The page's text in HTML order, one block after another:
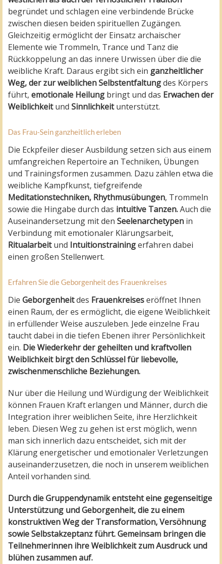
begründet und schlagen eine verbindende Brücke
zwischen diesen beiden spirituellen Zugängen.
Gleichzeitig ermöglicht der Einsatz archaischer
Elemente wie Trommeln, Trance und Tanz die
Rückkoppelung an das innere Urwissen über die die
weibliche Kraft. Daraus ergibt sich ein ganzheitlicher
Weg, der zur weiblichen Selbstentfaltungdes Körpers
führt, emotionale Heilung bringt und das Erwachen der
Weiblichkeitund Sinnlichkeitunterstützt.
Das Frau-Sein ganzheitlich erleben
Die Eckpfeiler dieser Ausbildung setzen sich aus einem
umfangreichen Repertoire an Techniken, Übungen
und Trainingsformen zusammen. Dazu zählen etwa die
weibliche Kampfkunst, tiefgreifende
Meditationstechniken, Rhythmusübungen, Trommeln
sowie die Hingabe durch das intuitive Tanzen.Auch die
Auseinandersetzung mit den Seelenarchetypen in
Verbindung mit emotionaler Klärungsarbeit,
Ritualarbeitund Intuitionstrainingerfahren dabei
einen großen Stellenwert.
Erfahren Sie die Geborgenheit des Frauenkreises
Die Geborgenheitdes Frauenkreiseseröffnet Ihnen
einen Raum, der es ermöglicht, die eigene Weiblichkeit
in erfüllender Weise auszuleben. Jede einzelne Frau
taucht dabei in die tiefen Ebenen ihrer Persönlichkeit
ein. Die Wiederkehr der geheilten und kraftvollen
Weiblichkeit birgt den Schlüssel für liebevolle,
zwischenmenschliche Beziehungen.
Nur über die Heilung und Würdigung der Weiblichkeit
können Frauen Kraft erlangen und Männer, durch die
Integration ihrer weiblichen Seite, ihre Herzlichkeit
leben. Diesen Weg zu gehen ist erst möglich, wenn
man sich innerlich dazu entscheidet, sich mit der
Klärung energetischer und emotionaler Verletzungen
auseinanderzusetzen, die noch in unserem weiblichen
Anteil vorhanden sind.
Durch die Gruppendynamik entsteht eine gegenseitige
Unterstützung und Geborgenheit, die zu einem
konstruktiven Weg der Transformation, Versöhnung
sowie Selbstakzeptanz führt. Gemeinsam bringen die
Teilnehmerinnen ihre Weiblichkeit zum Ausdruck und
blühen zusammen auf.